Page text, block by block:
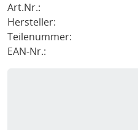
Art.Nr.:
Hersteller:
Teilenummer:
EAN-Nr.: